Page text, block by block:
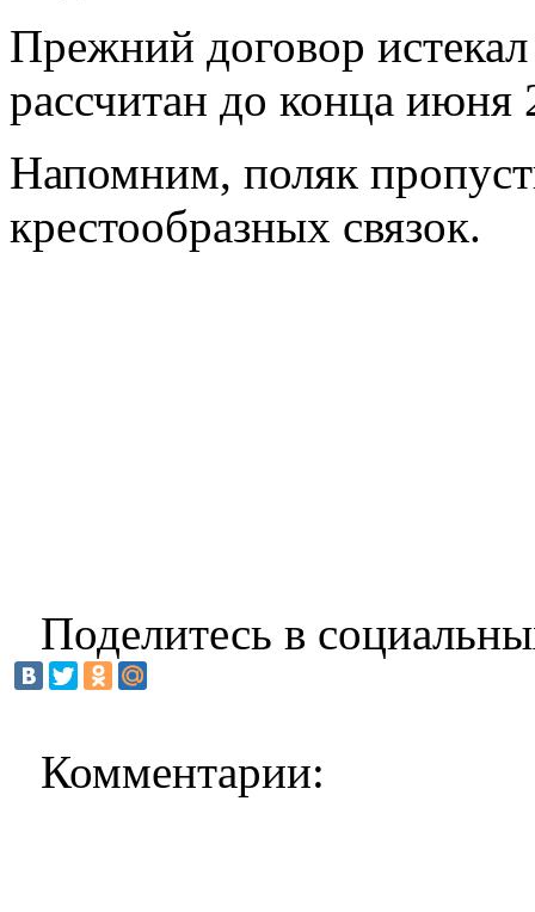
Прежний договор
рассчитан до конца июня
Напомним, поляк
крестообразных связок.
Поделитесь в
Комментарии: